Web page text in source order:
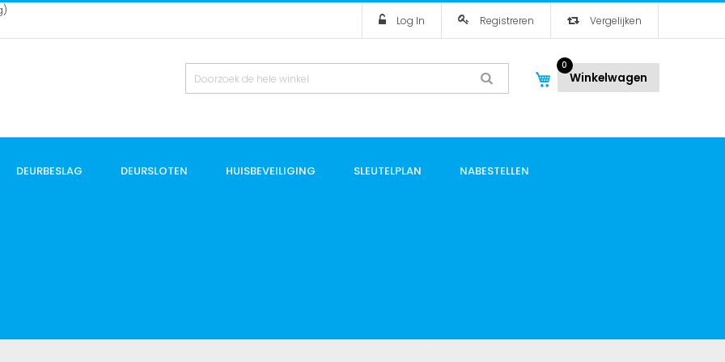
Log In Registreren Vergelijken
Winkelwagen
0
DEURBESLAG DEURSLOTEN HUISBEVEILIGING SLEUTELPLAN NABESTELLEN